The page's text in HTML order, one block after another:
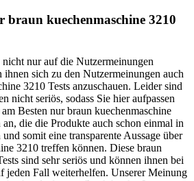
braun kuechenmaschine 3210
nur auf die Nutzermeinungen
sich zu den Nutzermeinungen auch
3210 Tests anzuschauen. Leider sind
nicht seriös, sodass Sie hier aufpassen
Besten nur braun kuechenmaschine
an, die die Produkte auch schon einmal in
somit eine transparente Aussage über
3210 treffen können. Diese braun
sind sehr seriös und können ihnen bei
jeden Fall weiterhelfen. Unserer Meinung